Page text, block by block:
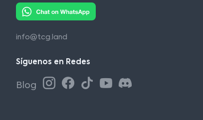
info@tcg.land
Síguenos en Redes
Blog